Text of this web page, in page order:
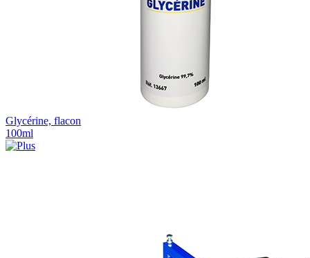
Glycérine, flacon
100ml